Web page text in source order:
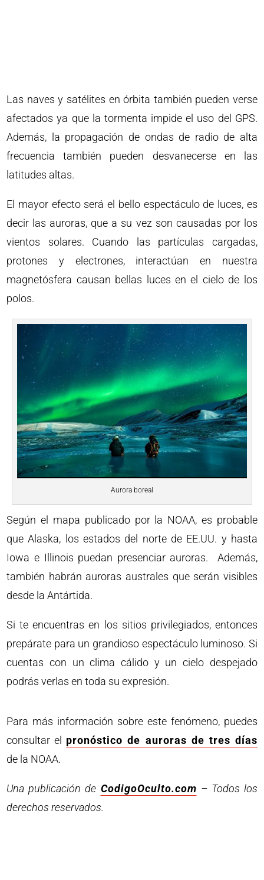
Las naves y satélites en órbita también pueden verse
afectados ya que la tormenta impide el uso del GPS.
Además, la propagación de ondas de radio de alta
frecuencia también pueden desvanecerse en las
latitudes altas.
El mayor efecto será el bello espectáculo de luces, es
decir las auroras, que a su vez son causadas por los
vientos solares. Cuando las partículas cargadas,
protones y electrones, interactúan en nuestra
magnetósfera causan bellas luces en el cielo de los
polos.
Aurora boreal
Según el mapa publicado por la NOAA, es probable
que Alaska, los estados del norte de EE.UU. y hasta
Iowa e Illinois puedan presenciar auroras. Además,
también habrán auroras australes que serán visibles
desde la Antártida.
Si te encuentras en los sitios privilegiados, entonces
prepárate para un grandioso espectáculo luminoso. Si
cuentas con un clima cálido y un cielo despejado
podrás verlas en toda su expresión.
Para más información sobre este fenómeno, puedes
consultar el pronóstico de auroras de tres días
de la NOAA.
Una publicación de CodigoOculto.com – Todos los
derechos reservados.